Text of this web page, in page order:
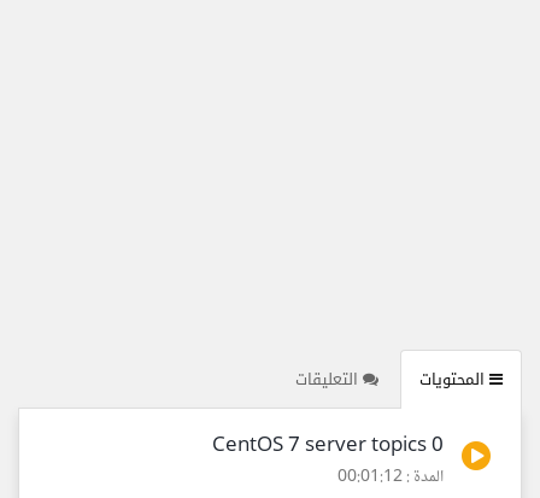
المحتويات التعليقات
0 CentOS 7 server topics
المدة : 00:01:12